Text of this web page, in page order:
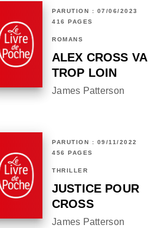
PARUTION : 07/06/2023
416 PAGES
ROMANS
ALEX CROSS VA
TROP LOIN
James Patterson
PARUTION : 09/11/2022
456 PAGES
THRILLER
JUSTICE POUR
CROSS
James Patterson